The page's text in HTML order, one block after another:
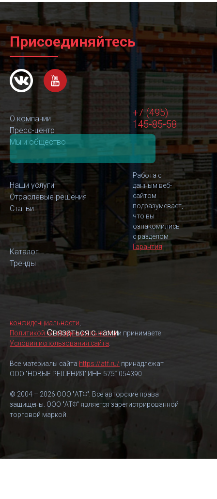
Присоединяйтесь
О компании
Пресс-центр
Мы и общество
Наши услуги
Отраслевые решения
Статьи
Каталог
Тренды
+7 (495)
145-85-58
Связаться с нами
Работа с
данным веб-
сайтом
подразумевает,
что вы
ознакомились
с разделом
Гарантия
конфиденциальности,
Политикой конфиденциальностии принимаете
Условия использования сайта.
Все материалы сайта https://atf.ru/ принадлежат
ООО "НОВЫЕ РЕШЕНИЯ" ИНН 5751054390
© 2004 – 2026 ООО "АТФ". Все авторские права
защищены. ООО "АТФ" является зарегистрированной
торговой маркой.